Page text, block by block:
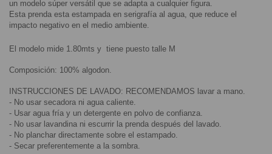
un modelo súper versátil que se adapta a cualquier figura.
Esta prenda esta estampada en serigrafía al agua, que reduce el
impacto negativo en el medio ambiente.
El modelo mide 1.80mts y  tiene puesto talle M
Composición: 100% algodon.
INSTRUCCIONES DE LAVADO: RECOMENDAMOS lavar a mano.
- No usar secadora ni agua caliente.
- Usar agua fría y un detergente en polvo de confianza.
- No usar lavandina ni escurrir la prenda después del lavado.
- No planchar directamente sobre el estampado.
- Secar preferentemente a la sombra.